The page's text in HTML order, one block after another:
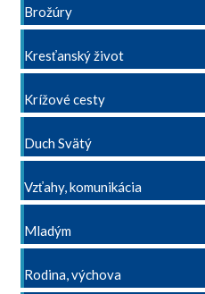
Brožúry
Kresťanský život
Krížové cesty
Duch Svätý
Vzťahy, komunikácia
Mladým
Rodina, výchova